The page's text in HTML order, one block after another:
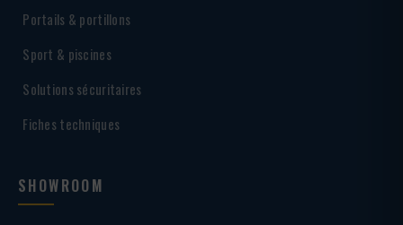
Portails & portillons
Sport & piscines
Solutions sécuritaires
Fiches techniques
SHOWROOM